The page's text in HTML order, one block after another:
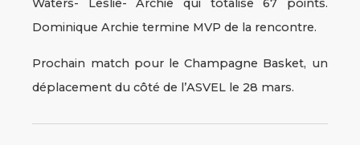
Waters- Leslie- Archie qui totalise 67 points.
Dominique Archie termine MVP de la rencontre.
Prochain match pour le Champagne Basket, un
déplacement du côté de l’ASVEL le 28 mars.